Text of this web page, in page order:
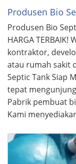
Produsen Bio
Produsen Bio
HARGA TERBAIK!
kontraktor,
atau rumah sakit
Septic Tank Siap
tepat
Pabrik pembuat
Kami